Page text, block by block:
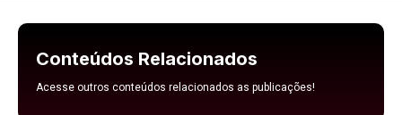
Conteúdos Relacionados
Acesse outros conteúdos relacionados as publicações!